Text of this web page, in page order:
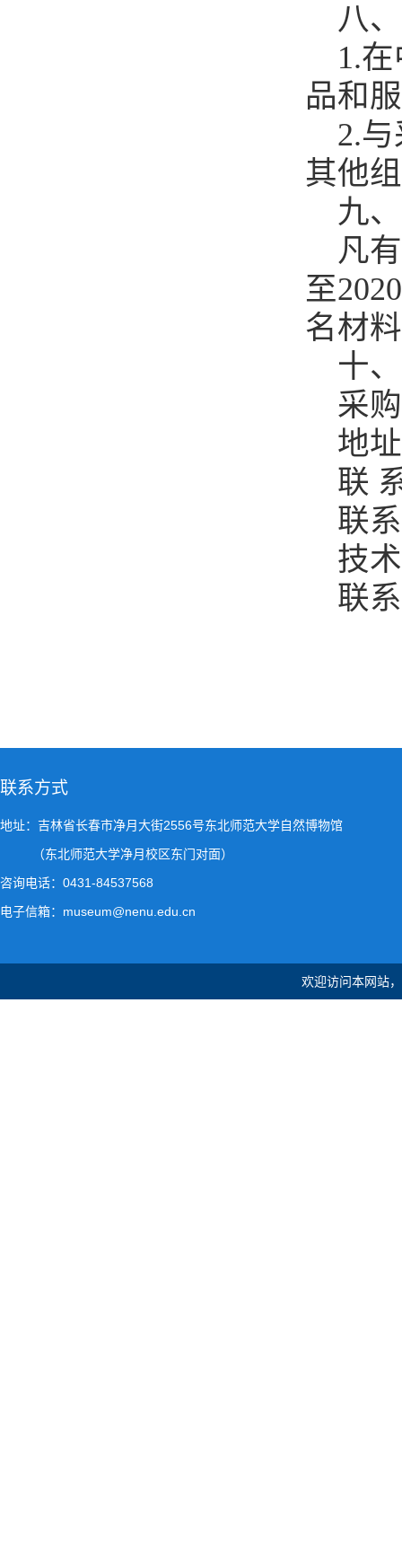
八、
1.在
品和
2.与
其他
九、
凡有
至
名材
十、
采购
地址
联
联系
技术
联系
联系方式
地址：吉林省长春市净月大街2556号东北师范大学自然博物馆
（东北师范大学净月校区东门对面）
咨询电话：0431-84537568
电子信箱：museum@nenu.edu.cn
欢迎访问本网站